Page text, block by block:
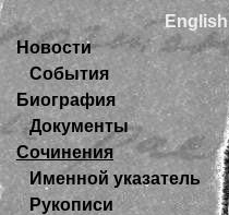
English
Новости
События
Биография
Документы
Сочинения
Именной указатель
Рукописи